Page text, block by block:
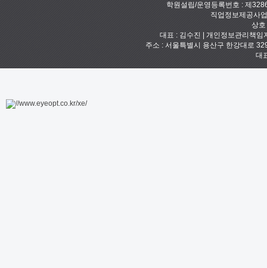
학원설립/운영등록번호 : 제
직업정보제공사
상
대표 : 김수진 | 개인정보관리책
주소 : 서울특별시 용산구 한강대로
대